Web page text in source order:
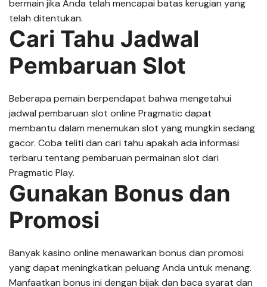
bermain jika Anda telah mencapai batas kerugian yang
telah ditentukan.
Cari Tahu Jadwal
Pembaruan Slot
Beberapa pemain berpendapat bahwa mengetahui
jadwal pembaruan slot online Pragmatic dapat
membantu dalam menemukan slot yang mungkin sedang
gacor. Coba teliti dan cari tahu apakah ada informasi
terbaru tentang pembaruan permainan slot dari
Pragmatic Play.
Gunakan Bonus dan
Promosi
Banyak kasino online menawarkan bonus dan promosi
yang dapat meningkatkan peluang Anda untuk menang.
Manfaatkan bonus ini dengan bijak dan baca syarat dan